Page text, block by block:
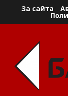
За сайта